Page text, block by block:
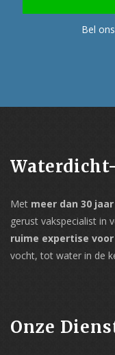
Bel
Met meer dan 30
gerust vakspecialist in
ruime expertise
vocht, tot water in de
Onze